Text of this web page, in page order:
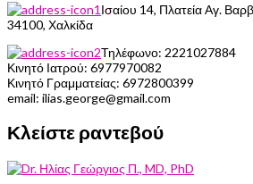
Ισαίου 14, Πλατεία Αγ.
34100, Χαλκίδα
Τηλέφωνο: 2221027884
Κινητό Ιατρού: 6977970082
Κινητό Γραμματείας: 6972800399
email: ilias.george@gmail.com
Κλείστε ραντεβού